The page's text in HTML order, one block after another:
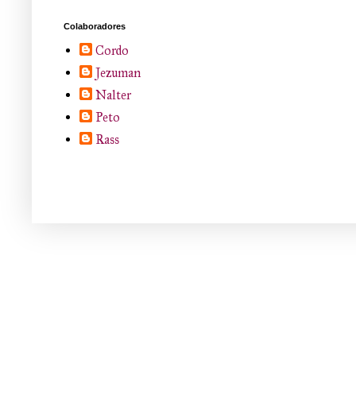
Colaboradores
Cordo
Jezuman
Nalter
Peto
Rass